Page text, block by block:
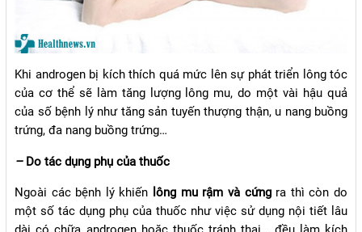
Khi androgen bị kích thích quá mức lên sự phát triển lông tóc
của cơ thể sẽ làm tăng lượng lông mu, do một vài hậu quả
của số bệnh lý như tăng sản tuyến thượng thận, u nang buồng
trứng, đa nang buồng trứng…
–Do tác dụng phụ của thuốc
Ngoài các bệnh lý khiến lông mu rậm và cứngra thì còn do
một số tác dụng phụ của thuốc như việc sử dụng nội tiết lâu